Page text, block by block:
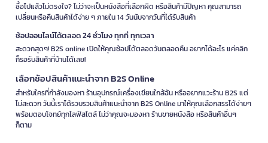
ซื้อไปแล้วไม่ตรงใจ? ไม่ว่าจะเป็นหนังสือที่เลือกผิด หรือสินค้ามีปัญหา คุณสามารถ
เปลี่ยนหรือคืนสินค้าได้ง่าย ๆ ภายใน 14 วันนับจากวันที่ได้รับสินค้า
ช้อปออนไลน์ได้ตลอด 24 ชั่วโมง ทุกที่ ทุกเวลา
สะดวกสุดๆ! B2S online เปิดให้คุณช้อปได้ตลอดวันตลอดคืน อยากได้อะไร แค่คลิก
ก็รอรับสินค้าที่บ้านได้เลย!
เลือกช้อปสินค้าแนะนำจาก B2S Online
สำหรับใครที่กำลังมองหา ร้านอุปกรณ์เครื่องเขียนใกล้ฉัน หรืออยากแวะร้าน B2S แต่
ไม่สะดวก วันนี้เราได้รวบรวมสินค้าแนะนำจาก B2S Online มาให้คุณเลือกสรรได้ง่ายๆ
พร้อมตอบโจทย์ทุกไลฟ์สไตล์ ไม่ว่าคุณจะมองหา ร้านขายหนังสือ หรือสินค้าอื่นๆ
ก็ตาม